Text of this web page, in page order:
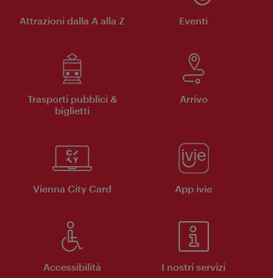
Attrazioni dalla A alla Z Eventi
Trasporti pubblici &
biglietti
Arrivo
Vienna City Card App ivie
Accessibilità I nostri servizi